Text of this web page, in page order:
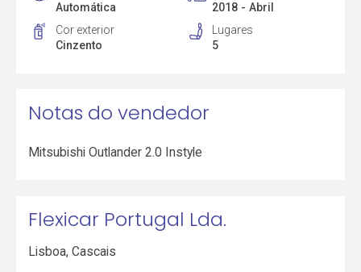
Automática
2018 - Abril
Cor exterior
Cinzento
Lugares
5
Notas do vendedor
Mitsubishi Outlander 2.0 Instyle
Flexicar Portugal Lda.
Lisboa,Cascais